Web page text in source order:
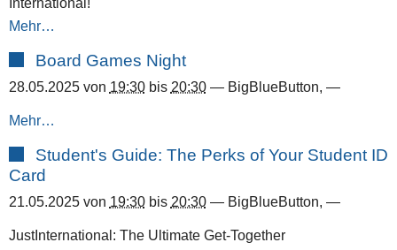
International!
Mehr…
Board Games Night
28.05.2025von 19:30bis 20:30 — BigBlueButton, —
Mehr…
Student's Guide: The Perks of Your Student ID
Card
21.05.2025von 19:30bis 20:30 — BigBlueButton, —
JustInternational: The Ultimate Get-Together